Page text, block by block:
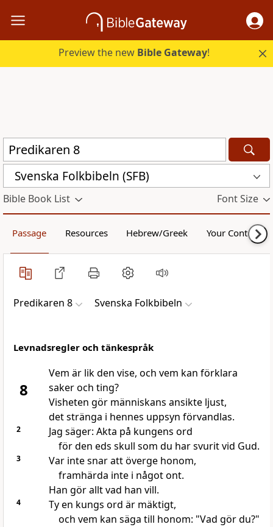
Preview the new Bible Gateway!
Svenska Folkbibeln (SFB)
Bible Book List Font Size
Passage Resources Hebrew/Greek Your Content
Predikaren 8 Svenska Folkbibeln
Levnadsregler och tänkespråk
8
Vem är lik den vise, och vem kan förklara
saker och ting?
Visheten gör människans ansikte ljust,
det stränga i hennes uppsyn förvandlas.
2
Jag säger: Akta på kungens ord
för den eds skull som du har svurit vid Gud.
3
Var inte snar att överge honom,
framhärda inte i något ont.
Han gör allt vad han vill.
4
Ty en kungs ord är mäktigt,
och vem kan säga till honom: "Vad gör du?"